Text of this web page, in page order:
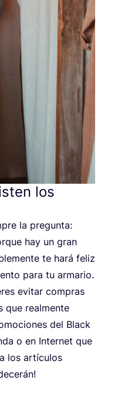
los
la pre­gun­ta:
hay un gran
te hará feliz
para tu armario.
evi­tar com­pras
que real­men­te
del Black
o en Inter­net que
los artícu­los